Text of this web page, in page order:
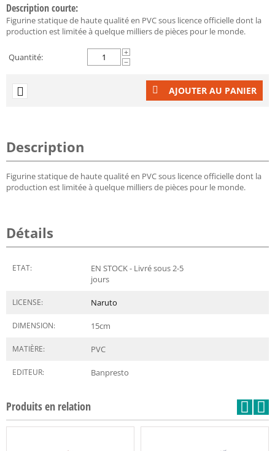
Description courte:
Figurine statique de haute qualité en PVC sous licence officielle dont la
production est limitée à quelque milliers de pièces pour le monde.
Quantité:
+
−
AJOUTER AU PANIER
Description
Figurine statique de haute qualité en PVC sous licence officielle dont la
production est limitée à quelque milliers de pièces pour le monde.
Détails
ETAT:
EN STOCK - Livré sous 2-5
jours
LICENSE: Naruto
DIMENSION: 15cm
MATIÈRE: PVC
EDITEUR: Banpresto
Produits en relation